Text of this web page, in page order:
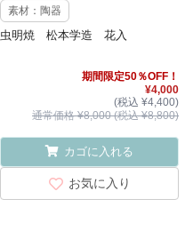
素材：陶器
虫明焼 松本学造 花入
期間限定50％OFF！
¥4,000
(税込 ¥4,400)
通常価格 ¥8,000 (税込 ¥8,800)
カゴに入れる
お気に入り